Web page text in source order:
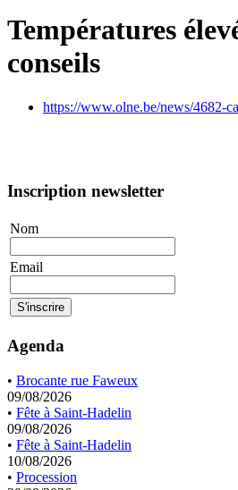
Températures
conseils
https://www.olne.be/news/4682-
Inscription newsletter
Nom
Email
Agenda
• Brocante rue Faweux
09/08/2026
• Fête à Saint-Hadelin
09/08/2026
• Fête à Saint-Hadelin
10/08/2026
• Procession